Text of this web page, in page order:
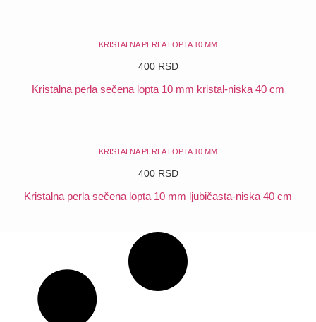
KRISTALNA PERLA LOPTA 10 MM
400 RSD
Kristalna perla sečena lopta 10 mm kristal-niska 40 cm
KRISTALNA PERLA LOPTA 10 MM
400 RSD
Kristalna perla sečena lopta 10 mm ljubičasta-niska 40 cm